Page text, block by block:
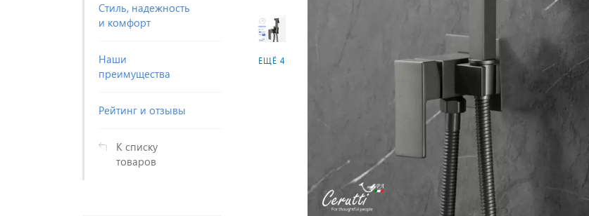
Стиль, надежность
и комфорт
Наши
преимущества
Рейтинг и отзывы
К списку
товаров
ЕЩЁ 4